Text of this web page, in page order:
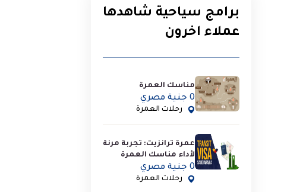
برامج سياحية شاهدها
عملاء اخرون
مناسك العمرة
0 جنية مصري
رحلات العمرة
عمرة ترانزيت: تجربة مرنة
لأداء مناسك العمرة
0 جنية مصري
رحلات العمرة